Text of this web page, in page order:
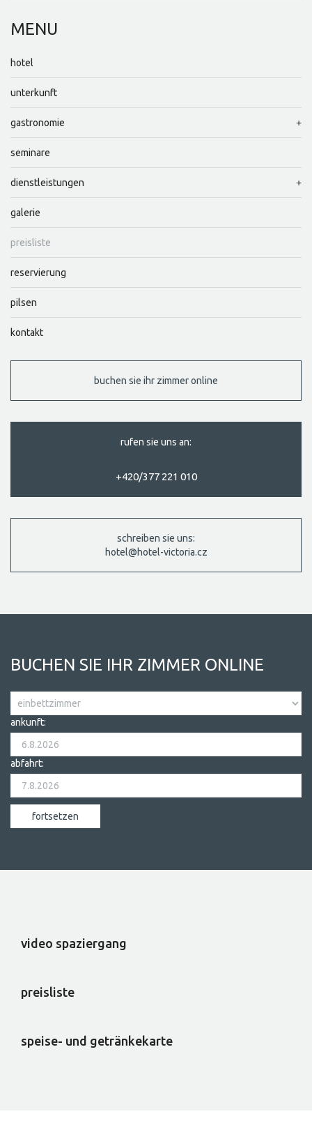
MENU
hotel
unterkunft
gastronomie
seminare
dienstleistungen
galerie
preisliste
reservierung
pilsen
kontakt
buchen sie ihr zimmer online
rufen sie uns an:
+420/377 221 010
schreiben sie uns:
hotel@hotel-victoria.cz
BUCHEN SIE IHR ZIMMER ONLINE
ankunft:
abfahrt:
video spaziergang
preisliste
speise- und getränkekarte